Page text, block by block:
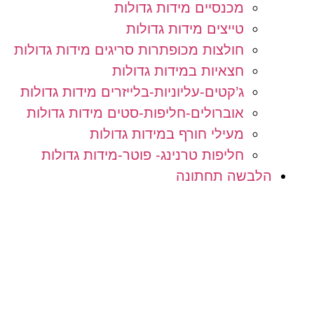
מכנסיים מידות גדולות
טייצים מידות גדולות
חולצות מכופתרות סריגים מידות גדולות
חצאיות במידות גדולות
ג’קטים-עליוניות-בלייזרים מידות גדולות
אוברולים-חליפות-סטים מידות גדולות
מעילי חורף במידות גדולות
חליפות טרנינג- פוטר-מידות גדולות
הלבשה תחתונה